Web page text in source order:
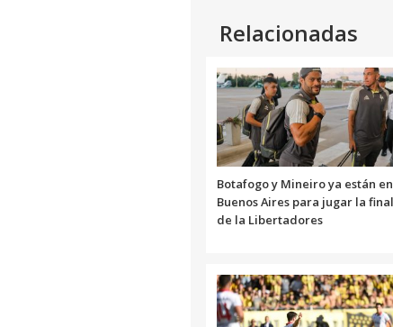
Relacionadas
Botafogo y Mineiro ya están en
Buenos Aires para jugar la final
de la Libertadores